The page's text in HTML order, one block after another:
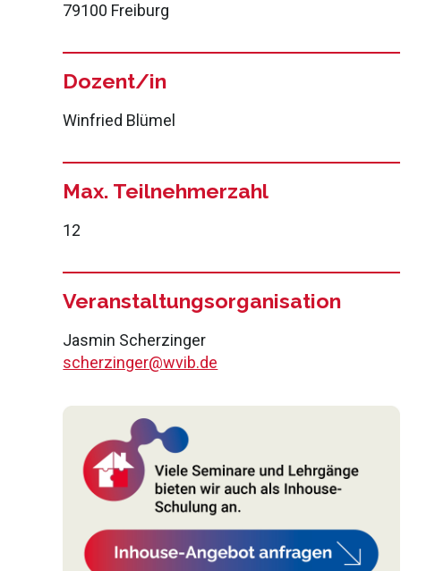
79100 Freiburg
Dozent/in
Winfried Blümel
Max. Teilnehmerzahl
12
Veranstaltungsorganisation
Jasmin Scherzinger
scherzinger@wvib.de